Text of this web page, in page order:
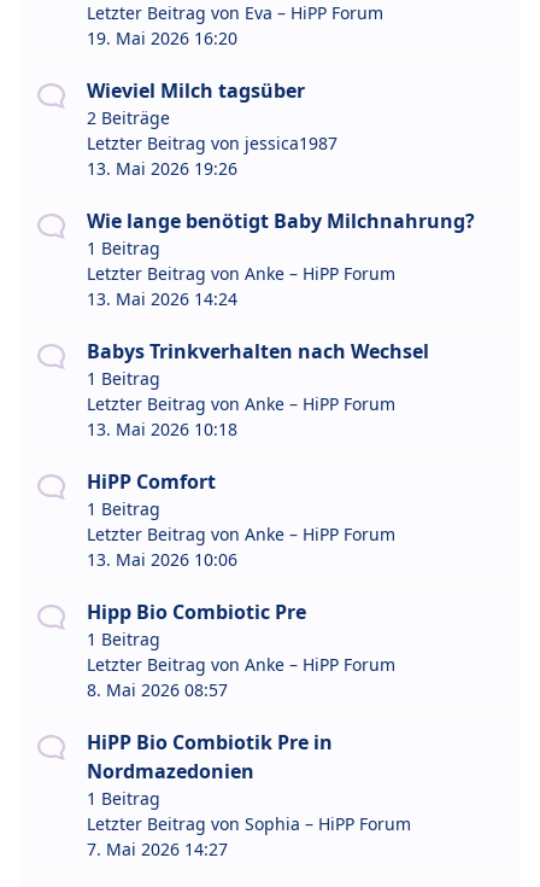
Letzter Beitrag von Eva – HiPP Forum
19. Mai 2026 16:20
Wieviel Milch tagsüber
2 Beiträge
Letzter Beitrag von jessica1987
13. Mai 2026 19:26
Wie lange benötigt Baby Milchnahrung?
1 Beitrag
Letzter Beitrag von Anke – HiPP Forum
13. Mai 2026 14:24
Babys Trinkverhalten nach Wechsel
1 Beitrag
Letzter Beitrag von Anke – HiPP Forum
13. Mai 2026 10:18
HiPP Comfort
1 Beitrag
Letzter Beitrag von Anke – HiPP Forum
13. Mai 2026 10:06
Hipp Bio Combiotic Pre
1 Beitrag
Letzter Beitrag von Anke – HiPP Forum
8. Mai 2026 08:57
HiPP Bio Combiotik Pre in
Nordmazedonien
1 Beitrag
Letzter Beitrag von Sophia – HiPP Forum
7. Mai 2026 14:27